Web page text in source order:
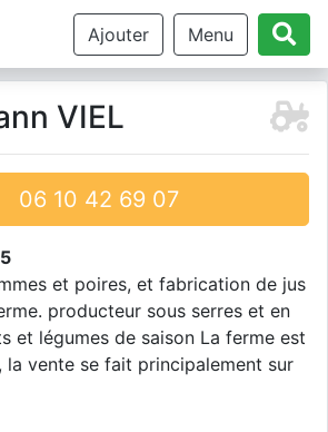
Ajouter Menu
VIEL
06 10 42 69 07
et poires, et fabrication de jus
producteur sous serres et en
et légumes de saison La ferme est
la vente se fait principalement sur